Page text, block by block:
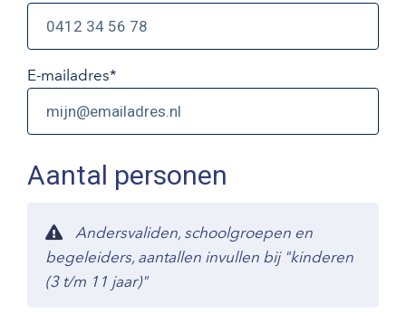
E-mailadres*
Aantal personen
Andersvaliden, schoolgroepen en
begeleiders, aantallen invullen bij "kinderen
(3 t/m 11 jaar)"